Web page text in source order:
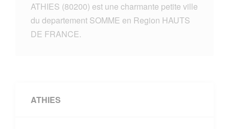
ATHIES (80200) est une charmante petite ville
du departement SOMME en Region HAUTS
DE FRANCE.
ATHIES